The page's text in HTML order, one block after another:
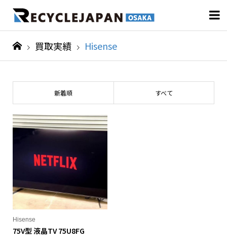

買取実績 Hisense
新着順 すべて
Hisense
75V型 液晶TV 75U8FG